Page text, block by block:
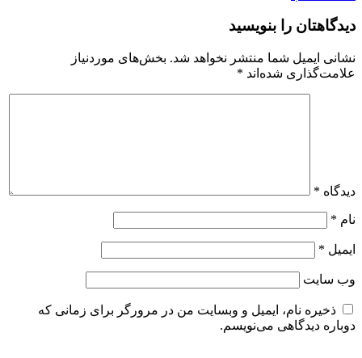
دیدگاهتان را بنویسید
نشانی ایمیل شما منتشر نخواهد شد. بخش‌های موردنیاز
علامت‌گذاری شده‌اند *
دیدگاه *
نام *
ایمیل *
وب‌ سایت
ذخیره نام، ایمیل و وبسایت من در مرورگر برای زمانی که
دوباره دیدگاهی می‌نویسم.